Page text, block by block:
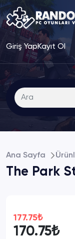
Giriş YapKayıt Ol
Ana Sayfa
The Park
177.75₺
170.75₺